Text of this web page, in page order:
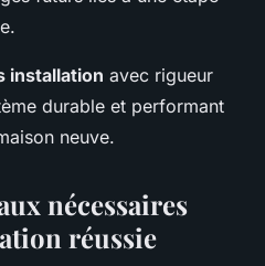
installation avec rigueur
durable et performant
neuve.
nécessaires
réussie